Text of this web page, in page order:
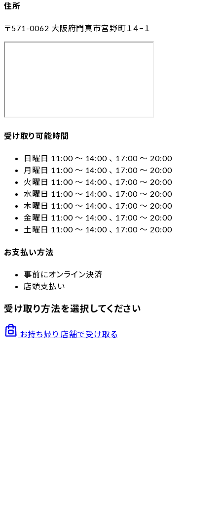
住所
〒571-0062 大阪府門真市宮野町１４−１
受け取り可能時間
日曜日 11:00 〜 14:00 、 17:00 〜 20:00
月曜日 11:00 〜 14:00 、 17:00 〜 20:00
火曜日 11:00 〜 14:00 、 17:00 〜 20:00
水曜日 11:00 〜 14:00 、 17:00 〜 20:00
木曜日 11:00 〜 14:00 、 17:00 〜 20:00
金曜日 11:00 〜 14:00 、 17:00 〜 20:00
土曜日 11:00 〜 14:00 、 17:00 〜 20:00
お支払い方法
事前にオンライン決済
店頭支払い
受け取り方法を選択してください
お持ち帰り 店舗で受け取る